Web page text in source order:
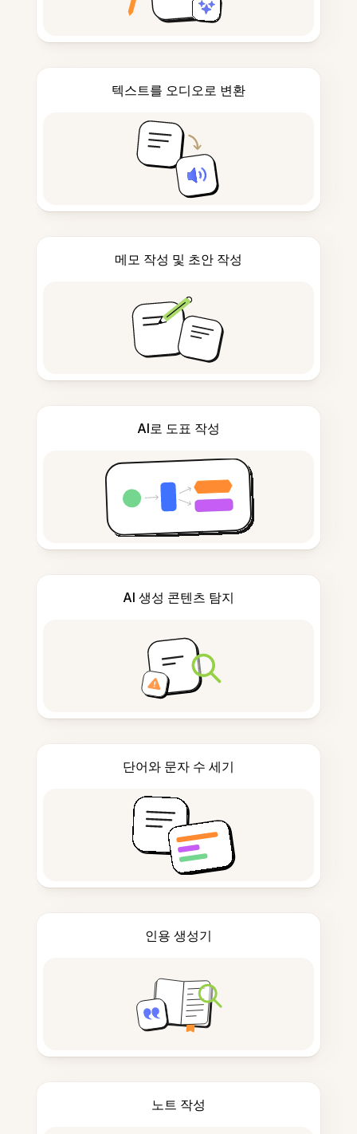
텍스트를 오디오로 변환
메모 작성 및 초안 작성
AI로 도표 작성
AI 생성 콘텐츠 탐지
단어와 문자 수 세기
인용 생성기
노트 작성